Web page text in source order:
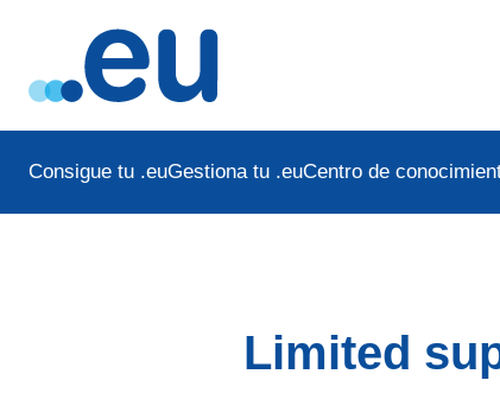
Consigue tu .euGestiona tu .euCentro de
Limited